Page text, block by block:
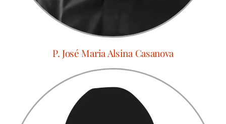
P. José Maria Alsina Casanova